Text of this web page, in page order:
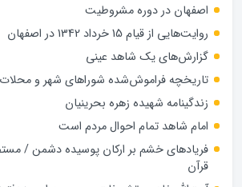
اصفهان در دوره مشروطیت
روایت‌هایی از قیام 15 خرداد 1342 در اصفهان
گزارش‌های یک شاهد عینی
تاریخچه فراموش‌شده شوراهای شهر و
زندگینامه شهيده زهره بحرينيان
امام شاهد تمام احوال مردم است
فریادهای خشم بر ارکان پوسیده دشمن /
قرآن